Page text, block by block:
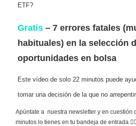
ETF?
Gratis – 7 errores fatales
habituales) en la selección
oportunidades en bolsa
Este vídeo de solo 22 minutos puede
tomar una decisión de la que no
Apúntate a nuestra newsletter y en cuestión
minutos lo tienes en tu bandeja de entrada 👇🏻